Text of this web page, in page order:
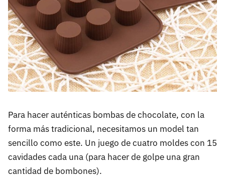
Para hacer auténticas bombas de chocolate, con la
forma más tradicional, necesitamos un model tan
sencillo como este. Un juego de cuatro moldes con 15
cavidades cada una (para hacer de golpe una gran
cantidad de bombones).